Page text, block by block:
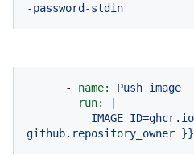
-password-stdin
- name: Push image
run:
github.repository_owner